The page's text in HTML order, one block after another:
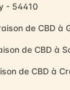
- 54410
de CBD à
de CBD à
de CBD à